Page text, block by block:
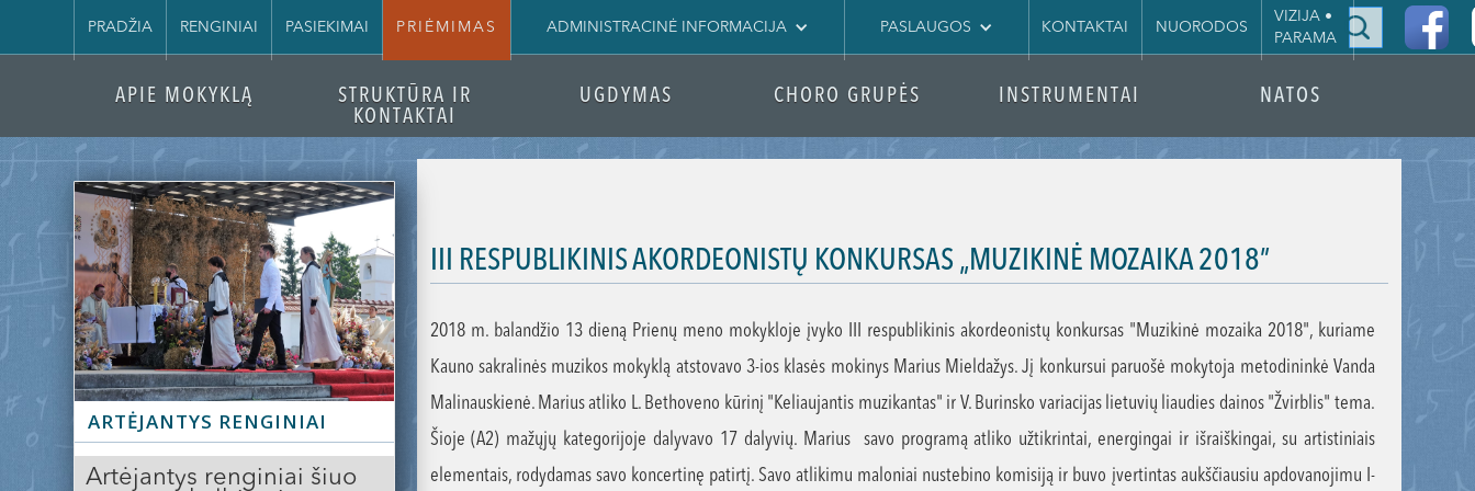
PRADŽIA RENGINIAI PASIEKIMAI PRIĖMIMAS ADMINISTRACINĖ INFORMACIJA PASLAUGOS KONTAKTAI NUORODOS
VIZIJA •
PARAMA
|
APIE MOKYKLĄ
STRUKTŪRA IR
KONTAKTAI
UGDYMAS CHORO GRUPĖS INSTRUMENTAI NATOS
ARTĖJANTYS RENGINIAI
Artėjantys renginiai šiuo
III RESPUBLIKINIS AKORDEONISTŲ KONKURSAS „MUZIKINĖ MOZAIKA 2018”
2018 m. balandžio 13 dieną Prienų meno mokykloje įvyko III respublikinis akordeonistų konkursas "Muzikinė mozaika 2018", kuriame
Kauno sakralinės muzikos mokyklą atstovavo 3-ios klasės mokinys Marius Mieldažys. Jį konkursui paruošė mokytoja metodininkė Vanda
Malinauskienė. Marius atliko L. Bethoveno kūrinį "Keliaujantis muzikantas" ir V. Burinsko variacijas lietuvių liaudies dainos "Žvirblis" tema.
Šioje (A2) mažųjų kategorijoje dalyvavo 17 dalyvių. Marius savo programą atliko užtikrintai, energingai ir išraiškingai, su artistiniais
elementais, rodydamas savo koncertinę patirtį. Savo atlikimu maloniai nustebino komisiją ir buvo įvertintas aukščiausiu apdovanojimu I-